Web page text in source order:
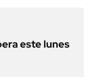
este lunes